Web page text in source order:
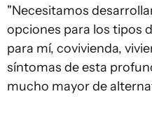
"Necesitamos
opciones para los tipos
para mí, covivienda,
síntomas de esta
mucho mayor de